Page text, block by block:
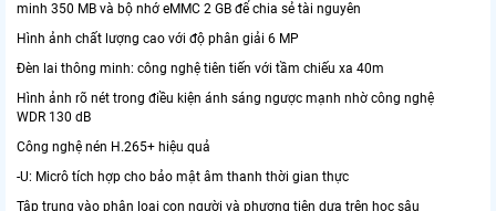
minh 350 MB và bộ nhớ eMMC 2 GB để chia sẻ tài nguyên
Hình ảnh chất lượng cao với độ phân giải 6 MP
Đèn lai thông minh: công nghệ tiên tiến với tầm chiếu xa 40m
Hình ảnh rõ nét trong điều kiện ánh sáng ngược mạnh nhờ công nghệ
WDR 130 dB
Công nghệ nén H.265+ hiệu quả
-U: Micrô tích hợp cho bảo mật âm thanh thời gian thực
Tập trung vào phân loại con người và phương tiện dựa trên học sâu